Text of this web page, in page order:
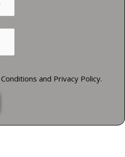
and Privacy Policy.